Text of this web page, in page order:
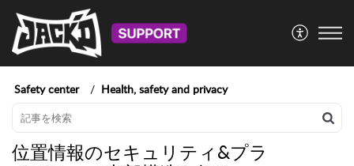
Safety center Health, safety and privacy
位置情報のセキュリティ&プラ